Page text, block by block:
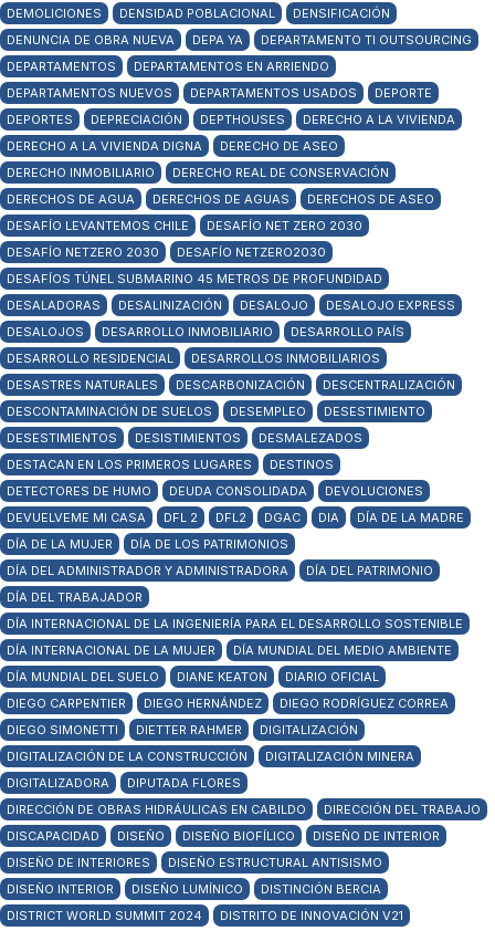
DEMOLICIONES
DENSIDAD POBLACIONAL
DENSIFICACIÓN
DENUNCIA DE OBRA NUEVA
DEPA YA
DEPARTAMENTO TI OUTSOURCING
DEPARTAMENTOS
DEPARTAMENTOS EN ARRIENDO
DEPARTAMENTOS NUEVOS
DEPARTAMENTOS USADOS
DEPORTE
DEPORTES
DEPRECIACIÓN DEPTHOUSES
DERECHO A LA VIVIENDA
DERECHO A LA VIVIENDA DIGNA
DERECHO DE ASEO
DERECHO INMOBILIARIO
DERECHO REAL DE CONSERVACIÓN
DERECHOS DE AGUA
DERECHOS DE AGUAS
DERECHOS DE ASEO
DESAFÍO LEVANTEMOS CHILE
DESAFÍO NET ZERO 2030
DESAFÍO NETZERO 2030
DESAFÍO NETZERO2030
DESAFÍOS TÚNEL SUBMARINO 45 METROS DE PROFUNDIDAD
DESALADORAS
DESALINIZACIÓN DESALOJO
DESALOJO EXPRESS
DESALOJOS
DESARROLLO INMOBILIARIO
DESARROLLO PAÍS
DESARROLLO RESIDENCIAL
DESARROLLOS INMOBILIARIOS
DESASTRES NATURALES
DESCARBONIZACIÓN
DESCENTRALIZACIÓN
DESCONTAMINACIÓN DE SUELOS
DESEMPLEO
DESESTIMIENTO
DESESTIMIENTOS
DESISTIMIENTOS
DESMALEZADOS
DESTACAN EN LOS PRIMEROS LUGARES
DESTINOS
DETECTORES DE HUMO
DEUDA CONSOLIDADA
DEVOLUCIONES
DEVUELVEME MI CASA
DFL 2 DFL2 DGAC DIA
DÍA DE LA MADRE
DÍA DE LA MUJER
DÍA DE LOS PATRIMONIOS
DÍA DEL ADMINISTRADOR Y ADMINISTRADORA
DÍA DEL PATRIMONIO
DÍA DEL TRABAJADOR
DÍA INTERNACIONAL DE LA INGENIERÍA PARA EL DESARROLLO SOSTENIBLE
DÍA INTERNACIONAL DE LA MUJER
DÍA MUNDIAL DEL MEDIO AMBIENTE
DÍA MUNDIAL DEL SUELO
DIANE KEATON
DIARIO OFICIAL
DIEGO CARPENTIER
DIEGO HERNÁNDEZ
DIEGO RODRÍGUEZ CORREA
DIEGO SIMONETTI
DIETTER RAHMER
DIGITALIZACIÓN
DIGITALIZACIÓN DE LA CONSTRUCCIÓN
DIGITALIZACIÓN MINERA
DIGITALIZADORA
DIPUTADA FLORES
DIRECCIÓN DE OBRAS HIDRÁULICAS EN CABILDO
DIRECCIÓN DEL TRABAJO
DISCAPACIDAD
DISEÑO DISEÑO BIOFÍLICO
DISEÑO DE INTERIOR
DISEÑO DE INTERIORES
DISEÑO ESTRUCTURAL ANTISISMO
DISEÑO INTERIOR
DISEÑO LUMÍNICO
DISTINCIÓN BERCIA
DISTRICT WORLD SUMMIT 2024
DISTRITO DE INNOVACIÓN V21